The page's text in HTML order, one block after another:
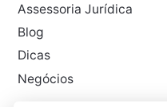
Assessoria Jurídica
Blog
Dicas
Negócios